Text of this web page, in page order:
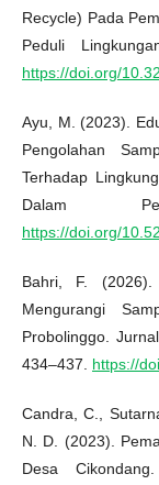
Recycle) Pada
Peduli
https://doi.org/
Ayu, M. (2023).
Pengolahan
Terhadap
Dalam
https://doi.org/
Bahri, F.
Mengurangi
Probolinggo.
434–437. https://
Candra, C.,
N. D. (2023).
Desa